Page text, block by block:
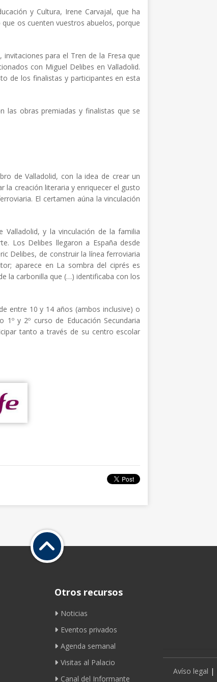
y Cultura, Irene Carvajal, que ha
os cuenten vuestros abuelos, porque
para el Tren de la Fresa que
con Miguel Delibes en Valladolid.
de los finalistas y participantes en esta
las obras premiadas y finalistas que se
de Valladolid, con la idea de crear un
la creación literaria y enriquecer el gusto
El certamen aúna la vinculación
y la vinculación de la familia
Los Delibes llegaron a España desde
Delibes, de construir la línea ferroviaria
aparece en La sombra del ciprés es
la carbonilla que (…) identificaba con los
entre 10 y 14 años (ambos inclusive) o
1º y 2º curso de Educación Secundaria
tanto a través de su centro escolar
Otros recursos
Noticias
Eventos privados
Agenda semanal
Visitas al Palacio
Canal del Informante
Avíso legal |